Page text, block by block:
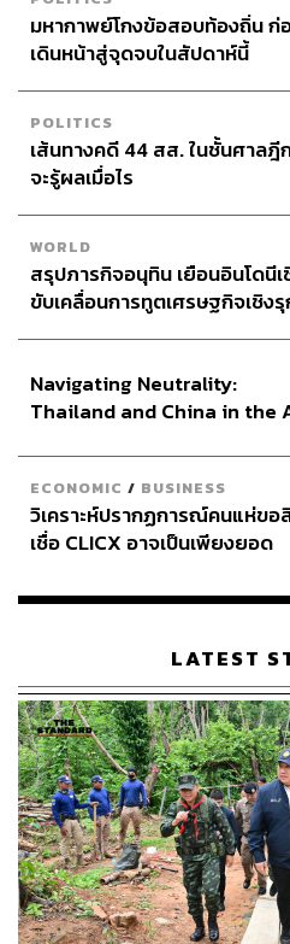
มหากาพย์โกงข้อสอบท้องถิ่น ก่
เดินหน้าสู่จุดจบในสัปดาห์นี้
POLITICS
เส้นทางคดี 44 สส. ในชั้นศาลฎี
จะรู้ผลเมื่อไร
WORLD
สรุปภารกิจอนุทิน เยือนอินโดนีเ
ขับเคลื่อนการทูตเศรษฐกิจเชิง
Navigating Neutrality:
Thailand and China in the
ECONOMIC / BUSINESS
วิเคราะห์ปรากฏการณ์คนแห่ขอ
เชื่อ CLICX อาจเป็นเพียงยอด
เรือนไทยที่ถูกซุกไว้
LATEST